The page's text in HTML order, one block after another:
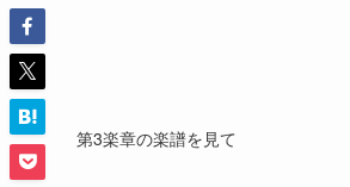
第3楽章の楽譜を見て